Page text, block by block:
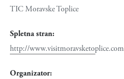
TIC Moravske Toplice
Spletna stran:
http://www.visitmoravsketoplice.com
Organizator: